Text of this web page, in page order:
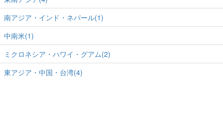
南アジア・インド・ネパール(1)
中南米(1)
ミクロネシア・ハワイ・グアム(2)
東アジア・中国・台湾(4)